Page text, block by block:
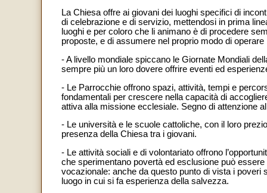
La Chiesa offre ai giovani dei luoghi specifici di
di celebrazione e di servizio, mettendosi in prima
luoghi e per coloro che li animano è di procedere
proposte, e di assumere nel proprio modo di
- A livello mondiale spiccano le Giornate Mondiali
sempre più un loro dovere offrire eventi ed
- Le Parrocchie offrono spazi, attività, tempi e
fondamentali per crescere nella capacità di
attiva alla missione ecclesiale. Segno di attenzione
- Le università e le scuole cattoliche, con il loro
presenza della Chiesa tra i giovani.
- Le attività sociali e di volontariato offrono
che sperimentano povertà ed esclusione può
vocazionale: anche da questo punto di vista i poveri
luogo in cui si fa esperienza della salvezza.